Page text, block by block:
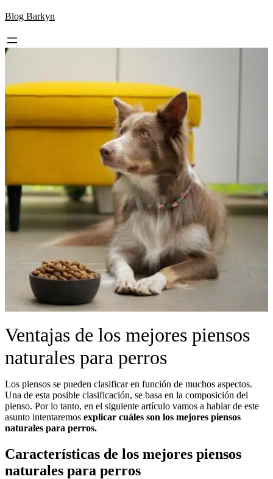
Skip
content
Blog Barkyn
Ventajas de los mejores piensos
naturales para perros
Los piensos se pueden clasificar en función de muchos aspectos.
Una de esta posible clasificación, se basa en la composición del
pienso. Por lo tanto, en el siguiente artículo vamos a hablar de este
asunto intentaremos explicar cuáles son los mejores piensos
naturales para perros.
Características de los mejores piensos
naturales para perros